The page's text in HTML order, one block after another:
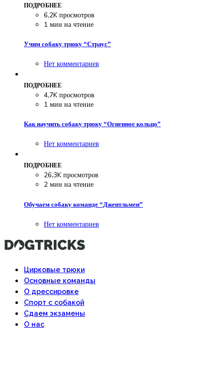
ПОДРОБНЕЕ
6,2K просмотров
1 мин на чтение
Учим собаку трюку “Страус”
Нет комментариев
ПОДРОБНЕЕ
4,7K просмотров
1 мин на чтение
Как научить собаку трюку “Огненное кольцо”
Нет комментариев
ПОДРОБНЕЕ
26,3K просмотров
2 мин на чтение
Обучаем собаку команде “Джентльмен”
Нет комментариев
Цирковые трюки
Основные команды
О дрессировке
Спорт с собакой
Сдаем экзамены
О нас